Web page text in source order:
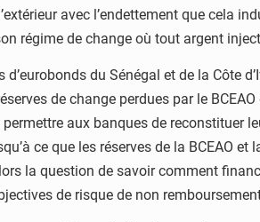
avec l’endettement que cela
régime de change où tout argent
d’eurobonds du Sénégal et de la Côte
de change perdues par le
aux banques de reconstituer
ce que les réserves de la BCEAO
la question de savoir comment
de risque de non